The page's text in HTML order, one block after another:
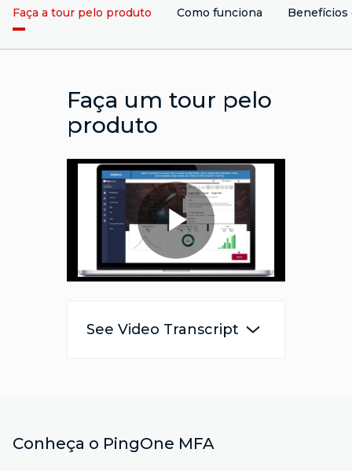
Faça a tour pelo produto Como funciona Benefícios
Faça um tour pelo
produto
Play
Video
See Video Transcript
Conheça o PingOne MFA